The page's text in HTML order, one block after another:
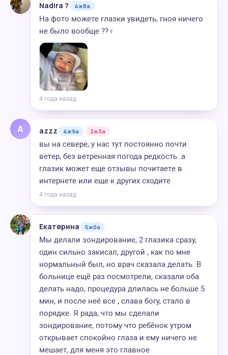
Nadira ? 4ж8а
На фото можете глазки увидеть, гноя ничего
не было вообще ??‍♀️
4 года назад
A azzz 4ж9а 2ж3а
вы на севере, у нас тут постоянно почти
ветер, без ветренная погода редкость. а
глазик может еще отзывы почитаете в
интернете или еще к других сходите
4 года назад
Екатерина 5ж0а
Мы делали зондирование, 2 глазика сразу,
один сильно закисал, другой , как по мне
нормальный был, но врач сказала делать. В
больнице ещё раз посмотрели, сказали оба
делать надо, процедура длилась не больше 5
мин, и после неё все , слава богу, стало в
порядке. Я рада, что мы сделали
зондирование, потому что ребёнок утром
открывает спокойно глаза и ему ничего не
мешает, для меня это главное